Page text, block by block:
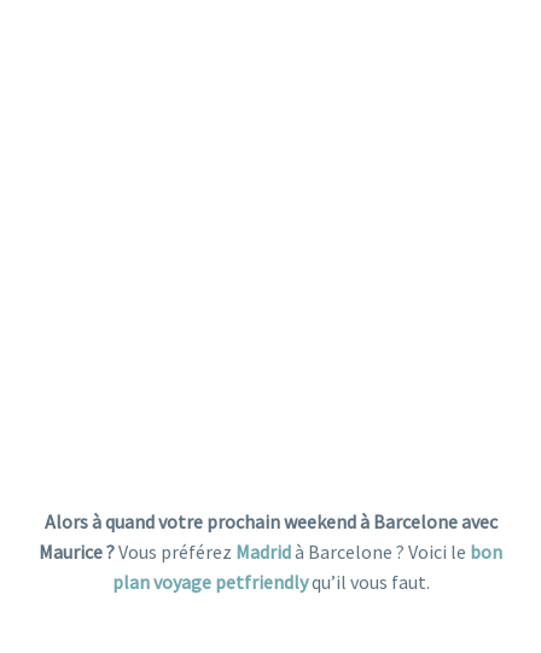
Alors à quand votre prochain weekend à Barcelone avec
Maurice ?Vous préférez Madridà Barcelone ? Voici le bon
plan voyage petfriendlyqu’il vous faut.